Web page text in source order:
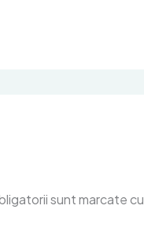
sunt marcate cu